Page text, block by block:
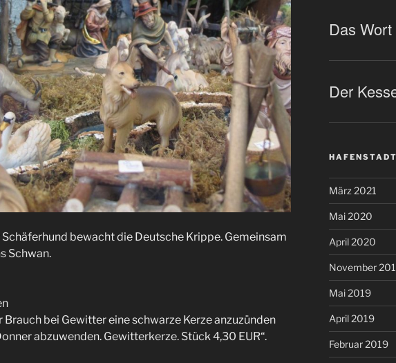
Schäferhund bewacht die Deutsche Krippe. Gemeinsam
Schwan.
Brauch bei Gewitter eine schwarze Kerze anzuzünden
abzuwenden. Gewitterkerze. Stück 4,30 EUR“.
Das
Der
März 2021
Mai 2020
April 2020
November
Mai 2019
April 2019
Februar 2019